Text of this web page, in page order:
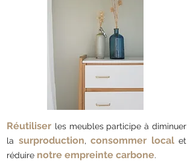
Réutiliser les meubles participe àdiminuer
la surproduction, consommer localet
réduire notre empreinte carbone.